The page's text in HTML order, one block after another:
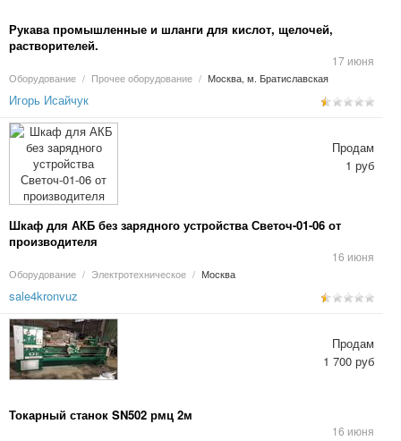
Рукава промышленные и шланги для кислот, щелочей,
растворителей.
17 июня
Оборудование / Прочее оборудование / Москва, м. Братиславская
Игорь Исайчук
Шкаф для АКБ без зарядного устройства Светоч-01-06 от
производителя
16 июня
Оборудование / Электротехническое / Москва
Продам
1 руб
sale4kronvuz
Токарный станок SN502 рмц 2м
16 июня
Продам
1 700 руб